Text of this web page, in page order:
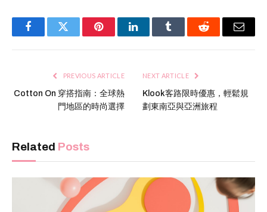
FacebookTwitter PinterestLinkedInTumblr Reddit Email
PREVIOUS ARTICLE
Cotton On 穿搭指南：全球熱
門地區的時尚選擇
NEXT ARTICLE
Klook客路限時優惠，輕鬆規
劃東南亞與亞洲旅程
Related Posts